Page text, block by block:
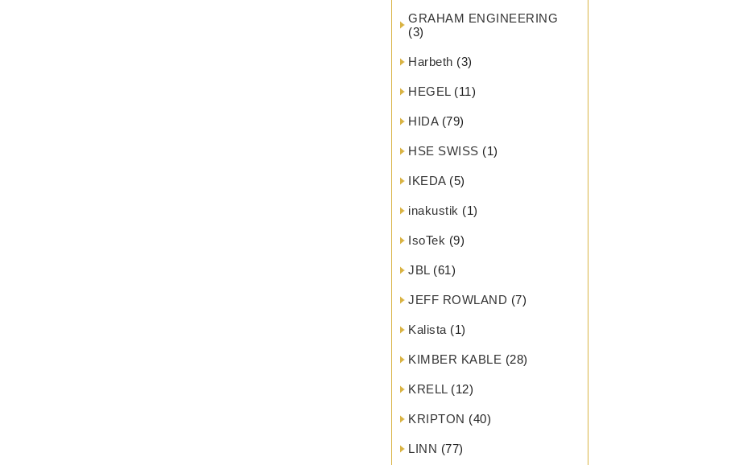
GRAHAM ENGINEERING
(3)
Harbeth (3)
HEGEL(11)
HIDA(79)
HSE SWISS (1)
IKEDA(5)
inakustik (1)
IsoTek (9)
JBL(61)
JEFF ROWLAND (7)
Kalista (1)
KIMBER KABLE (28)
KRELL(12)
KRIPTON (40)
LINN (77)